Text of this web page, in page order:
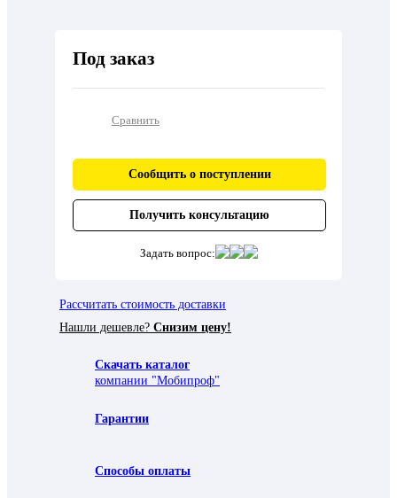
Под заказ
Сравнить
Сообщить о поступлении
Получить консультацию
Задать вопрос:
Рассчитать стоимость доставки
Нашли дешевле? Снизим цену!
Скачать каталог
компании "Мобипроф"
Гарантии
Способы оплаты